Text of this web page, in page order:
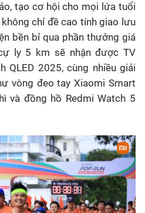
tạo cơ hội cho mọi lứa tuổi
chỉ đề cao tính giao lưu
bền bỉ qua phần thưởng giá
ly 5 km sẽ nhận được TV
QLED 2025, cùng nhiều giải
vòng đeo tay Xiaomi Smart
và đồng hồ Redmi Watch 5